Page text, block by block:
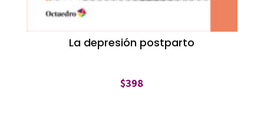
La depresión postparto
$398